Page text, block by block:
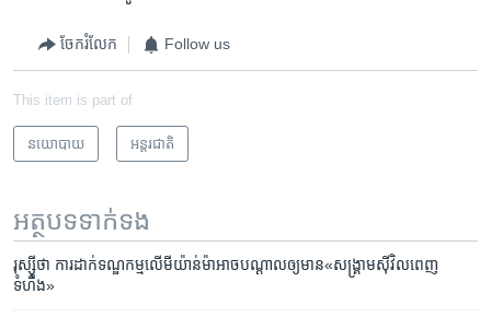
ចែករំលែក Follow us
This item is part of
នយោបាយ អន្តរជាតិ
អត្ថបទ​ទាក់ទង
រុស្ស៊ី​ថា ការដាក់​ទណ្ឌកម្ម​លើ​មីយ៉ាន់ម៉ា​អាច​បណ្តាល​ឲ្យ​មាន​«សង្គ្រាម​ស៊ីវិល​ពេញ​
ទំហឹង»